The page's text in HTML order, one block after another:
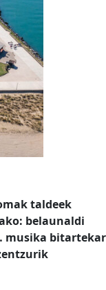
taldeek
belaunaldi
musika